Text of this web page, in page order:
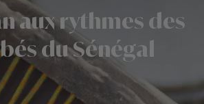
aux rythmes des
du Sénégal